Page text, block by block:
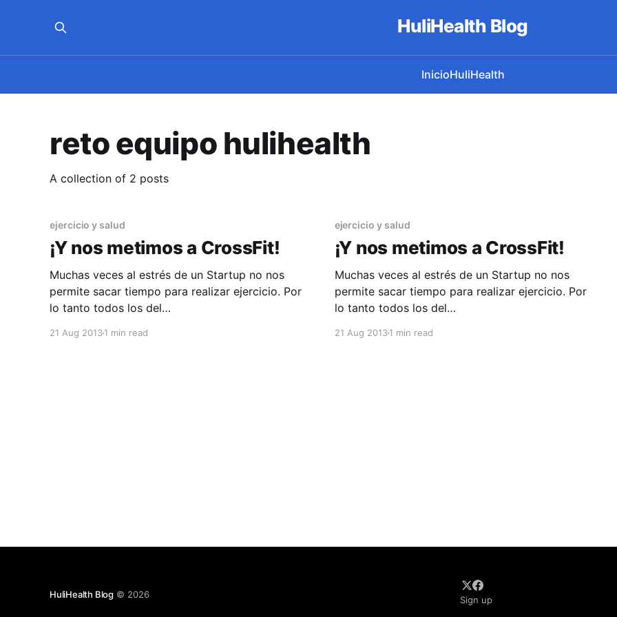
HuliHealth Blog
InicioHuliHealth
reto equipo hulihealth
A collection of 2 posts
ejercicio y salud
¡Y nos metimos a CrossFit!
Muchas veces al estrés de un Startup no nos
permite sacar tiempo para realizar ejercicio. Por
lo tanto todos los del
delicioso pan que trae Mónica en las mañanas,
21 Aug 20131 min read
ejercicio y salud
¡Y nos metimos a CrossFit!
Muchas veces al estrés de un Startup no nos
permite sacar tiempo para realizar ejercicio. Por
lo tanto todos los del
delicioso pan que trae Mónica en las mañanas,
21 Aug 20131 min read
HuliHealth Blog © 2026
Sign up